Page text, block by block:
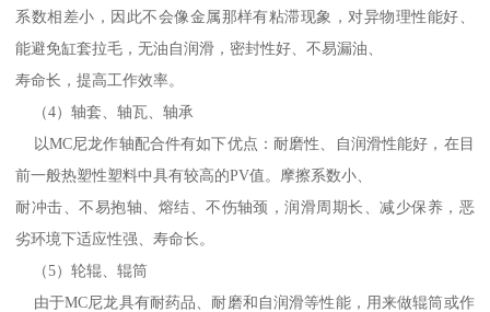
系数相差小，因此不会像金属那样有粘滞现象，对异物理性能好、
能避免缸套拉毛，无油自润滑，密封性好、不易漏油、
寿命长，提高工作效率。
（4）轴套、轴瓦、轴承
以MC尼龙作轴配合件有如下优点：耐磨性、自润滑性能好，在目
前一般热塑性塑料中具有较高的PV值。摩擦系数小、
耐冲击、不易抱轴、熔结、不伤轴颈，润滑周期长、减少保养，恶
劣环境下适应性强、寿命长。
（5）轮辊、辊筒
由于MC尼龙具有耐药品、耐磨和自润滑等性能，用来做辊筒或作